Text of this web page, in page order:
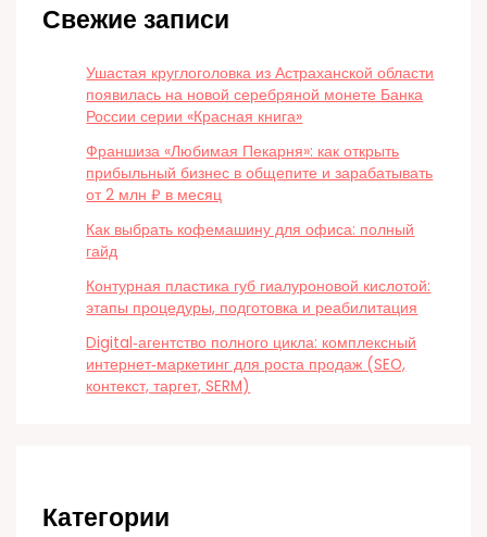
Свежие записи
Ушастая круглоголовка из Астраханской области
появилась на новой серебряной монете Банка
России серии «Красная книга»
Франшиза «Любимая Пекарня»: как открыть
прибыльный бизнес в общепите и зарабатывать
от 2 млн ₽ в месяц
Как выбрать кофемашину для офиса: полный
гайд
Контурная пластика губ гиалуроновой кислотой:
этапы процедуры, подготовка и реабилитация
Digital‑агентство полного цикла: комплексный
интернет‑маркетинг для роста продаж (SEO,
контекст, таргет, SERM)
Категории